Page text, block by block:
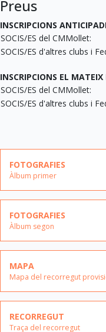
Preus
INSCRIPCIONS
SOCIS/ES del CMMollet:
SOCIS/ES d'altres clubs i
INSCRIPCIONS EL MATEIX
SOCIS/ES del CMMollet:
SOCIS/ES d'altres clubs i
FOTOGRAFIES
Àlbum primer
FOTOGRAFIES
Àlbum segon
MAPA
Mapa del recorregut
RECORREGUT
Traça del recorregut